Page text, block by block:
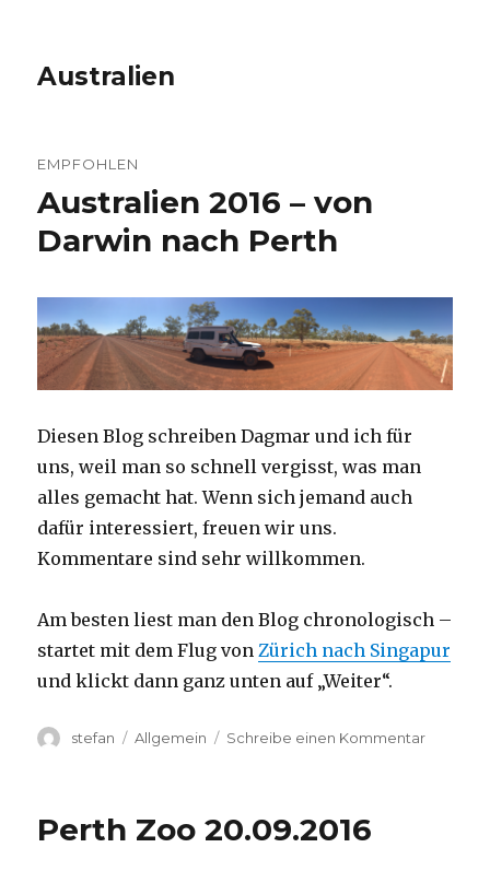
Australien
EMPFOHLEN
Australien 2016 – von
Darwin nach Perth
Diesen Blog schreiben Dagmar und ich für
uns, weil man so schnell vergisst, was man
alles gemacht hat. Wenn sich jemand auch
dafür interessiert, freuen wir uns.
Kommentare sind sehr willkommen.
Am besten liest man den Blog chronologisch –
startet mit dem Flug vonZürich nach Singapur
und klickt dann ganz unten auf „Weiter“.
Autor
stefan Kategorien
Allgemein Schreibe einen Kommentarzu
Perth Zoo 20.09.2016